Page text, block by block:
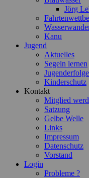
Jörg
Kanu
Jugend
Aktuelles
Segeln lernen
Jugenderfolge
Kinderschutz
Kontakt
Mitglied
Satzung
Gelbe Welle
Links
Impressum
Datenschutz
Vorstand
Login
Probleme ?